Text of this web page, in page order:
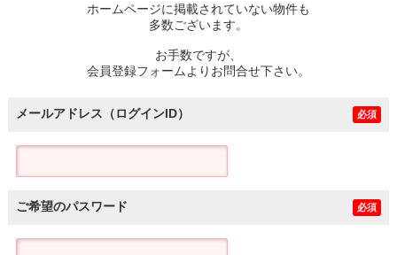
住宅ローン控除シミュレータホームページに掲載されていない物件も
多数ございます。
お手数ですが、
会員登録フォームよりお問合せ下さい。
メールアドレス（ログインID） 必須
ご希望のパスワード 必須